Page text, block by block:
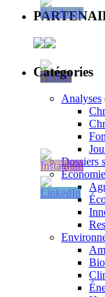
Catégories
Analyses
Dossiers
Économie